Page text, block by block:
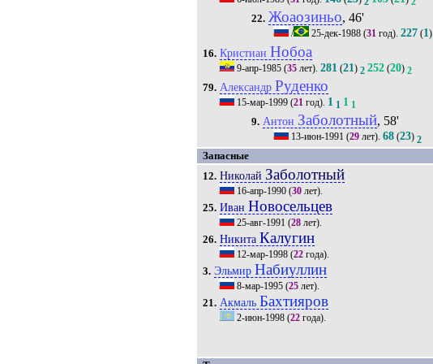
22. Жоаозиньо, 46'
/ 25-дек-1988(31год). 227(1)
16. Кристиан Нобоа
9-апр-1985 (35 лет).281 (21) 2 252 (20) 2
79. Александр Руденко
15-мар-1999 (21 год). 1 1 1 1
9. Антон Заболотный, 58'
13-июн-1991 (29лет). 68(23) 2
Запасные
12. Николай Заболотный
16-апр-1990 (30 лет).
25. Иван Новосельцев
25-авг-1991 (28 лет).
26. Никита Калугин
12-мар-1998 (22 года).
3. Эльмир Набиуллин
8-мар-1995 (25 лет).
21. Акмаль Бахтияров
2-июн-1998 (22 года).